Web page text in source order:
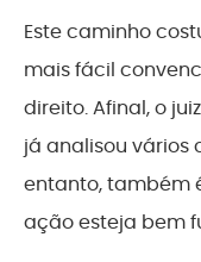
Este caminho
mais fácil
direito. Afinal, o
já analisou vários
entanto, também
ação esteja bem